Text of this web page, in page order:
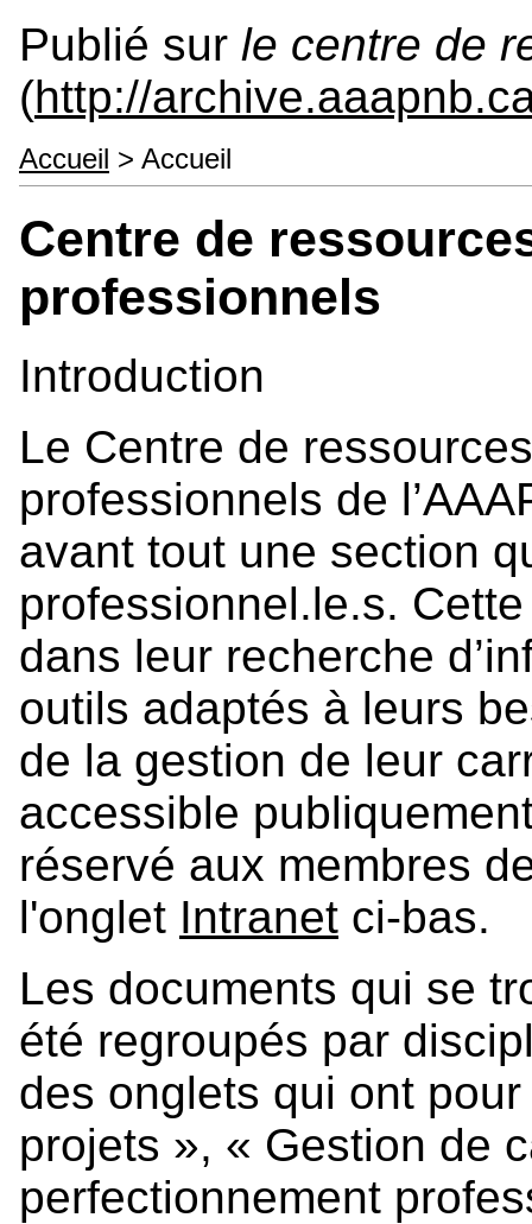
Publié sur le centre de
(http://
Accueil > Accueil
Centre de
professionnels
Introduction
Le Centre de
professionnels de
avant tout une section
professionnel.le.s.
dans leur recherche
outils adaptés à leurs
de la gestion de leur
accessible
réservé aux membres
l'onglet Intranet ci-bas.
Les documents qui se
été regroupés par
des onglets qui ont
projets », « Gestion de
perfectionnement